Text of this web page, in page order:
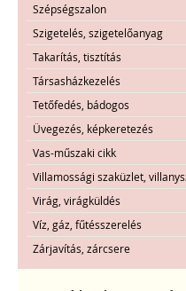
Szépségszalon
Szigetelés, szigetelőanyag
Takarítás, tisztítás
Társasházkezelés
Tetőfedés, bádogos
Üvegezés, képkeretezés
Vas-műszaki cikk
Villamossági szaküzlet,
Virág, virágküldés
Víz, gáz, fűtésszerelés
Zárjavítás, zárcsere